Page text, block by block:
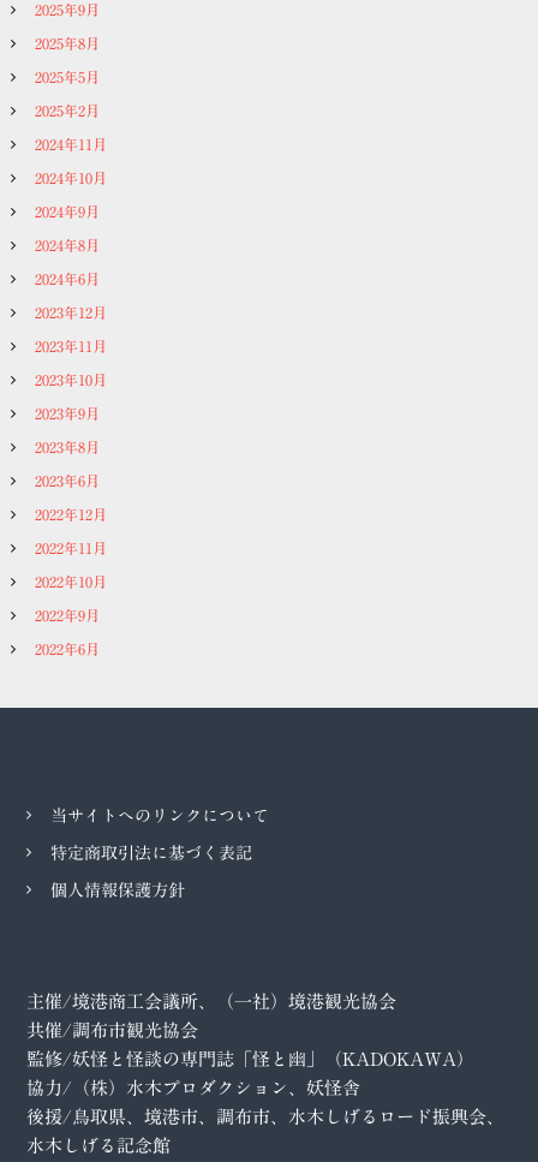
2025年9月
2025年8月
2025年5月
2025年2月
2024年11月
2024年10月
2024年9月
2024年8月
2024年6月
2023年12月
2023年11月
2023年10月
2023年9月
2023年8月
2023年6月
2022年12月
2022年11月
2022年10月
2022年9月
2022年6月
当サイトへのリンクについて
特定商取引法に基づく表記
個人情報保護方針
主催/境港商工会議所、（一社）境港観光協会
共催/調布市観光協会
監修/妖怪と怪談の専門誌「怪と幽」（KADOKAWA）
協力/（株）水木プロダクション、妖怪舎
後援/鳥取県、境港市、調布市、水木しげるロード振興会、
水木しげる記念館